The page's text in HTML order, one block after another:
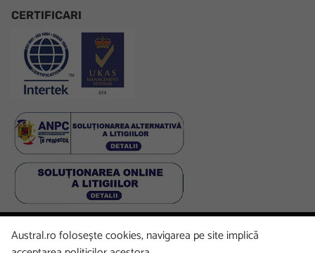
CERTIFICARI
FacebookLinkedInInstagramYoutube
Austral.ro folosește cookies, navigarea pe site implică